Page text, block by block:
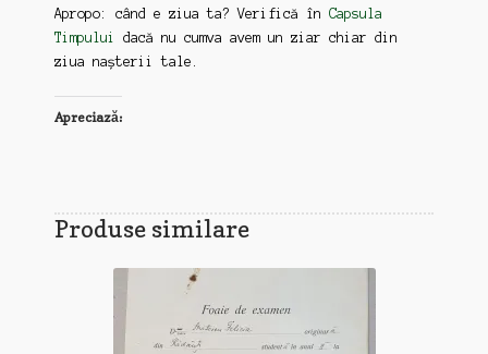
Apropo: când e ziua ta? Verifică în Capsula
Timpului
dacă nu cumva avem un ziar chiar din
ziua nașterii tale.
Apreciază:
Produse similare